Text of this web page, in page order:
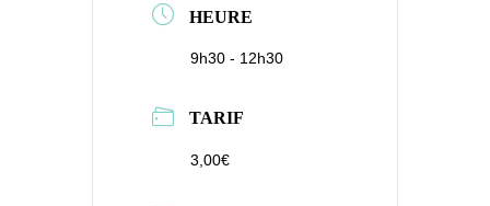
HEURE
9h30 - 12h30
TARIF
3,00€